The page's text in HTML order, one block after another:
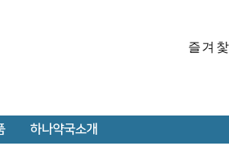
즐겨찿
하나약국소개